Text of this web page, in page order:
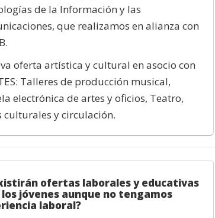
de la Información y las
que realizamos en alianza con
oferta artística y cultural en asocio con
Talleres de producción musical,
electrónica de artes y oficios, Teatro,
culturales y circulación.
ofertas laborales y educativas
jóvenes aunque no tengamos
laboral?